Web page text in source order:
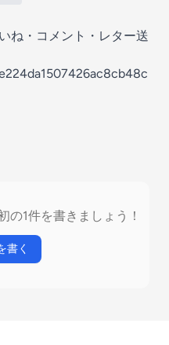
ね・コメント・レター送
の1件を書きましょう！
書く